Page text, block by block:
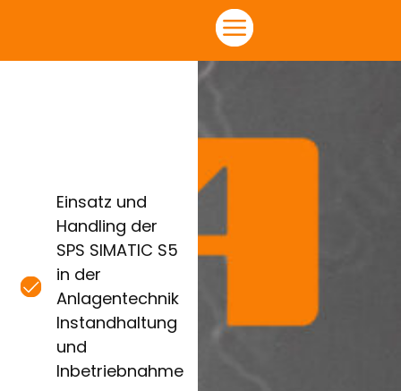
Einsatz und
Handling der
SPS SIMATIC S5
in der
Anlagentechnik
Instandhaltung
und
Inbetriebnahme